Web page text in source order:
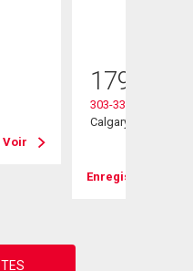
Voir
179 000
303-333 Garry
Calgary, AB
Enregistrer